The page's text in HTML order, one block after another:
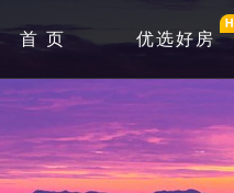
首 页 优选好房